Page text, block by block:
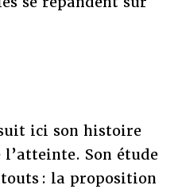
ici son histoire
Son étude
: la proposition